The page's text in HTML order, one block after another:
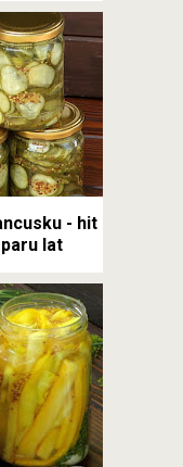
- hit
lat